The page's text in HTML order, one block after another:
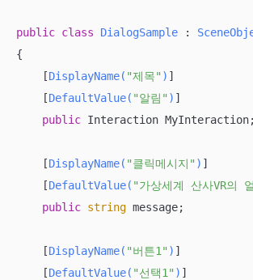
public class DialogSample :
{
    [
DisplayName( "제목" ) ]
    [
DefaultValue( "알림" ) ]
public Interaction MyInteraction;
    [
DisplayName( "클릭메시지" ) ]
    [
DefaultValue( "가상세계 산사VR의
public string message;
    [
DisplayName( "버튼1" ) ]
    [
DefaultValue( "선택1" ) ]